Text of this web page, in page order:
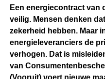
Een energiecontract van
veilig. Mensen denken
zekerheid hebben. Maar
energieleveranciers de
verhogen. Dat is
van
(Vooruit) voert nieuwe